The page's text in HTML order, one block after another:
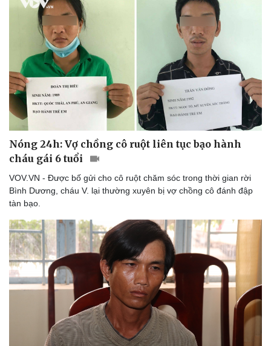
Nóng 24h: Vợ chồng cô ruột liên tục bạo hành
cháu gái 6 tuổi
VOV.VN - Được bố gửi cho cô ruột chăm sóc trong thời gian rời
Bình Dương, cháu V. lại thường xuyên bị vợ chồng cô đánh đập
tàn bạo.